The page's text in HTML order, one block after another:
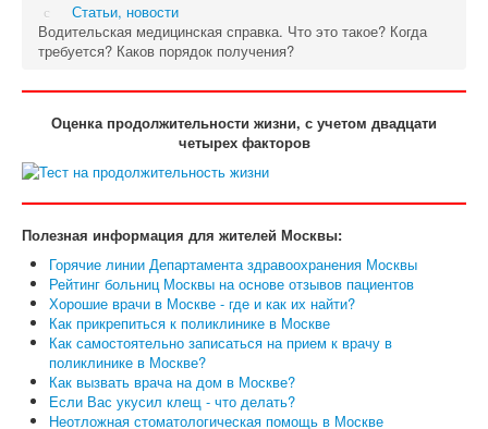
Статьи, новости
Водительская медицинская справка. Что это такое? Когда
требуется? Каков порядок получения?
Оценка продолжительности жизни, с учетом двадцати
четырех факторов
Полезная информация для жителей Москвы:
Горячие линии Департамента здравоохранения Москвы
Рейтинг больниц Москвы на основе отзывов пациентов
Хорошие врачи в Москве - где и как их найти?
Как прикрепиться к поликлинике в Москве
Как самостоятельно записаться на прием к врачу в
поликлинике в Москве?
Как вызвать врача на дом в Москве?
Если Вас укусил клещ - что делать?
Неотложная стоматологическая помощь в Москве